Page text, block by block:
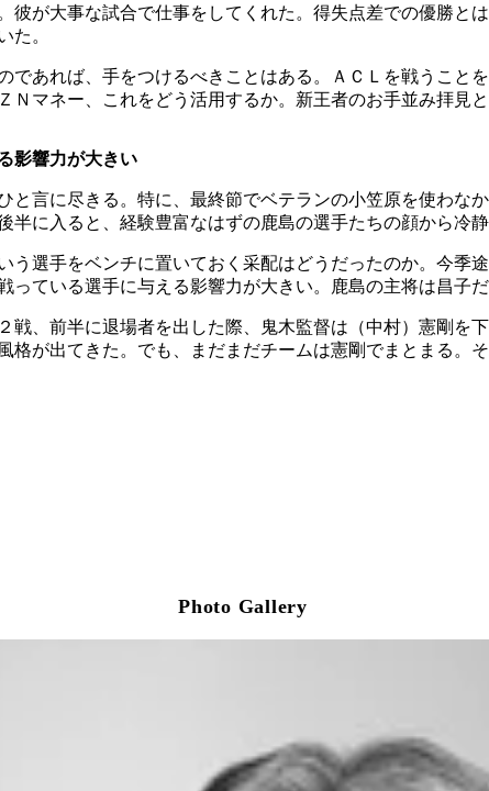
が大事な試合で仕事をしてくれた。得失点差での優勝と
た。
あれば、手をつけるべきことはある。ＡＣＬを戦うこと
マネー、これをどう活用するか。新王者のお手並み拝見と
影響力が大きい
言に尽きる。特に、最終節でベテランの小笠原を使わな
に入ると、経験豊富なはずの鹿島の選手たちの顔から冷
選手をベンチに置いておく采配はどうだったのか。今季
ている選手に与える影響力が大きい。鹿島の主将は昌子
、前半に退場者を出した際、鬼木監督は（中村）憲剛を
が出てきた。でも、まだまだチームは憲剛でまとまる。
Photo Gallery